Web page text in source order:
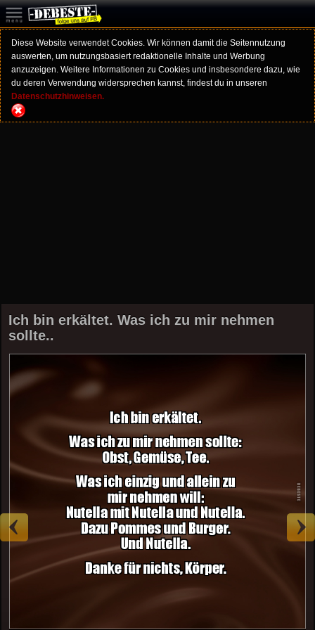
Diese Website verwendet Cookies. Wir können damit die Seitennutzung
auswerten, um nutzungsbasiert redaktionelle Inhalte und Werbung
anzuzeigen. Weitere Informationen zu Cookies und insbesondere dazu, wie
du deren Verwendung widersprechen kannst, findest du in unseren
Datenschutzhinweisen.
Ich bin erkältet. Was ich zu mir nehmen
sollte..